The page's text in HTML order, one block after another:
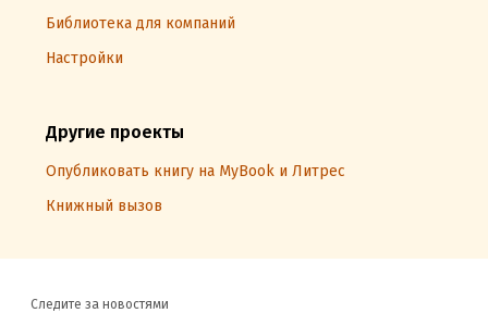
Библиотека для компаний
Настройки
Другие проекты
Опубликовать книгу на MyBook и Литрес
Книжный вызов
Следите за новостями